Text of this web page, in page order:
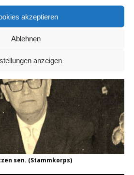
akzeptieren
Ablehnen
anzeigen
jun. (Prinz-Eugen-Corps)
sen. (Stammkorps)